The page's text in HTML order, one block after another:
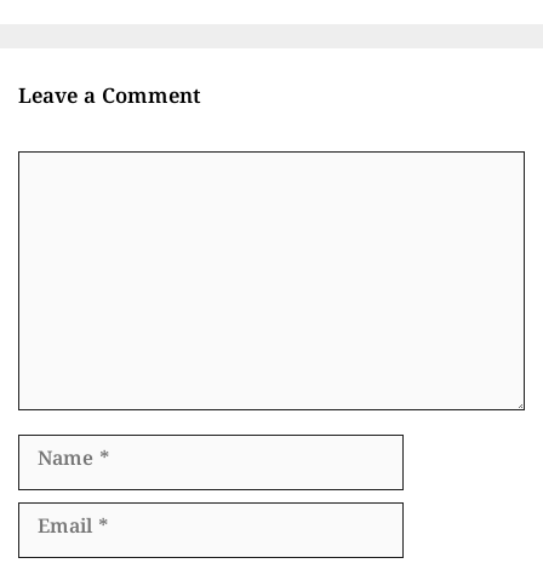
Leave a Comment
Name
Email